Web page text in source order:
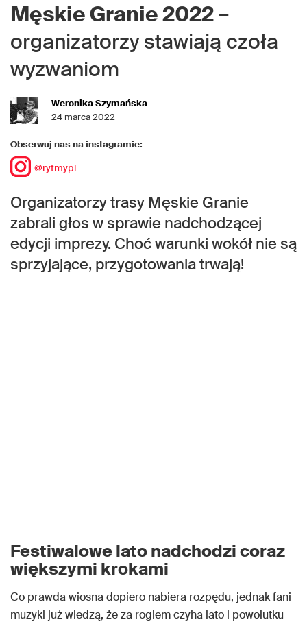
Męskie Granie 2022 –
organizatorzy stawiają czoła
wyzwaniom
Weronika Szymańska
24 marca 2022
Obserwuj nas na instagramie:
@rytmypl
Organizatorzy trasy Męskie Granie
zabrali głos w sprawie nadchodzącej
edycji imprezy. Choć warunki wokół nie są
sprzyjające, przygotowania trwają!
Festiwalowe lato nadchodzi coraz
większymi krokami
Co prawda wiosna dopiero nabiera rozpędu, jednak fani
muzyki już wiedzą, że za rogiem czyha lato i powolutku